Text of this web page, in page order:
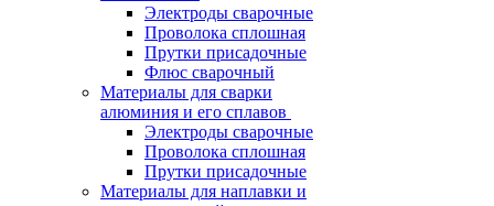
Электроды сварочные
Проволока сплошная
Прутки присадочные
Флюс сварочный
Материалы для сварки
алюминия и его сплавов
Электроды сварочные
Проволока сплошная
Прутки присадочные
Материалы для наплавки и